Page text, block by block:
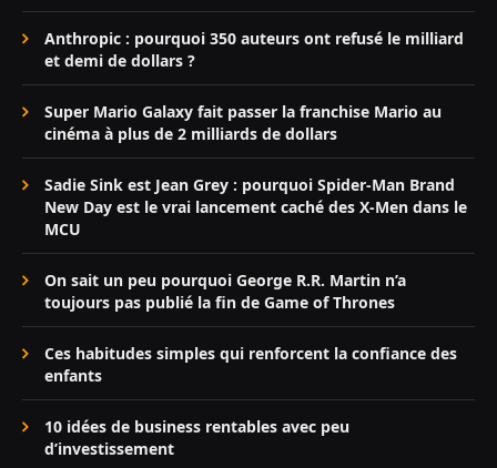
Anthropic : pourquoi 350 auteurs ont refusé le milliard
et demi de dollars ?
Super Mario Galaxy fait passer la franchise Mario au
cinéma à plus de 2 milliards de dollars
Sadie Sink est Jean Grey : pourquoi Spider-Man Brand
New Day est le vrai lancement caché des X-Men dans le
MCU
On sait un peu pourquoi George R.R. Martin n’a
toujours pas publié la fin de Game of Thrones
Ces habitudes simples qui renforcent la confiance des
enfants
10 idées de business rentables avec peu
d’investissement